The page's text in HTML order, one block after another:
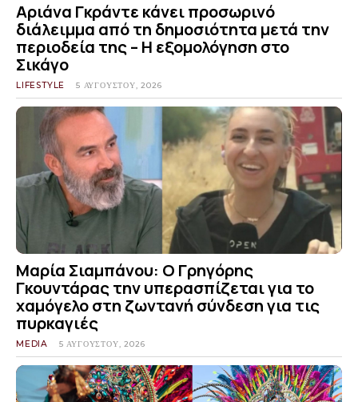
Αριάνα Γκράντε κάνει προσωρινό
διάλειμμα από τη δημοσιότητα μετά την
περιοδεία της – Η εξομολόγηση στο
Σικάγο
LIFESTYLE 5 ΑΥΓΟΎΣΤΟΥ, 2026
Μαρία Σιαμπάνου: Ο Γρηγόρης
Γκουντάρας την υπερασπίζεται για το
χαμόγελο στη ζωντανή σύνδεση για τις
πυρκαγιές
MEDIA 5 ΑΥΓΟΎΣΤΟΥ, 2026